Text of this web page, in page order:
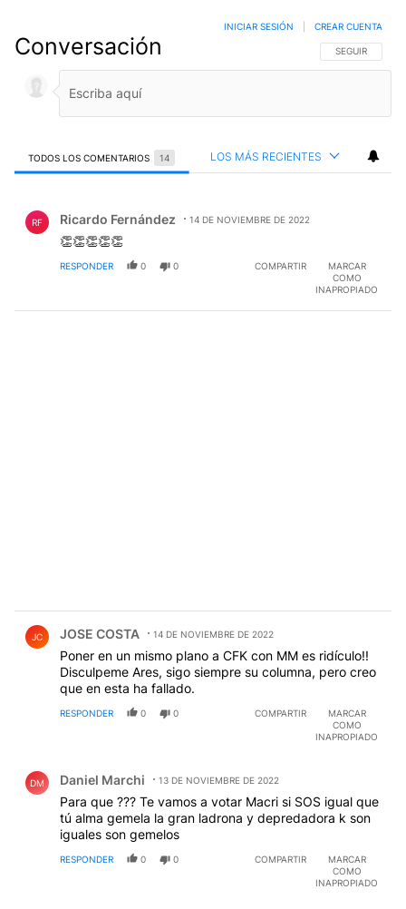
Conversación SIGA ESTA
SEGUIR
INICIAR SESIÓN CREAR CUENTA
TODOS LOS COMENTARIOS 14 LOS MÁS RECIENTES
RF Ricardo Fernández 14 DE NOVIEMBRE DE 2022
👏👏👏👏👏
RESPONDER 0 0 COMPARTIR
MARCAR
COMO
INAPROPIADO
JC JOSE COSTA 14 DE NOVIEMBRE DE 2022
Poner en un mismo plano a CFK con MM es ridículo!!
Disculpeme Ares, sigo siempre su columna, pero creo
que en esta ha fallado.
RESPONDER 0 0 COMPARTIR
MARCAR
COMO
INAPROPIADO
DM Daniel Marchi 13 DE NOVIEMBRE DE 2022
Para que ??? Te vamos a votar Macri si SOS igual que
tú alma gemela la gran ladrona y depredadora k son
iguales son gemelos
RESPONDER 0 0 COMPARTIR
MARCAR
COMO
INAPROPIADO